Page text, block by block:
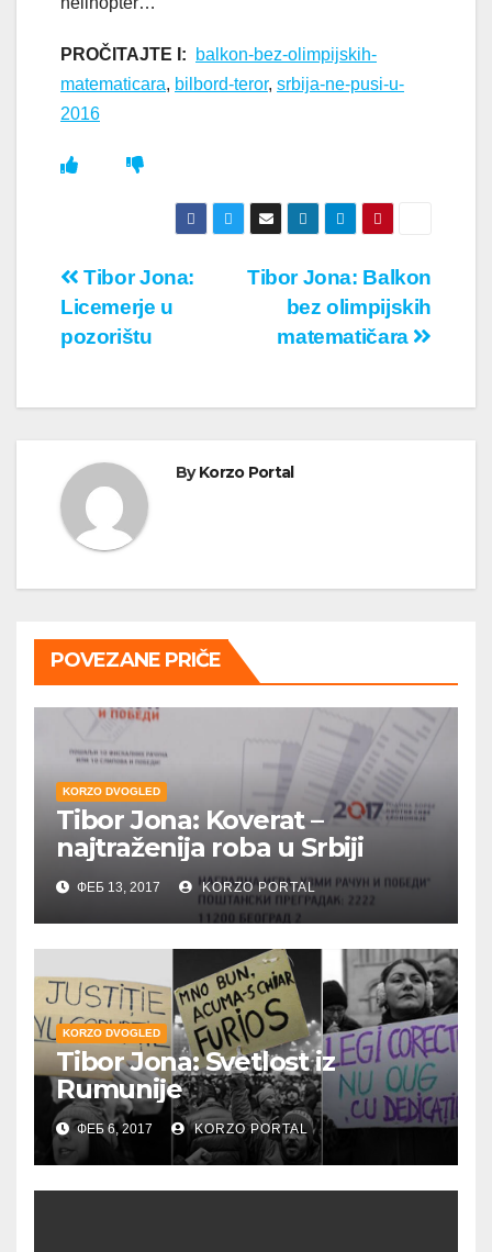
PROČITAJTE I:
balkon-bez-olimpijskih-
matematicara, bilbord-teror, srbija-ne-pusi-u-
2016
Кретање
чланка
Tibor Jona: Balkon
bez olimpijskih
matematičara
Tibor Jona:
Licemerje u
pozorištu
ByKorzo Portal
POVEZANE PRIČE
KORZO DVOGLED
Tibor Jona: Koverat –
najtraženija roba u Srbiji
ФЕБ 13, 2017 KORZO PORTAL
KORZO DVOGLED
Tibor Jona: Svetlost iz
Rumunije
ФЕБ 6, 2017 KORZO PORTAL